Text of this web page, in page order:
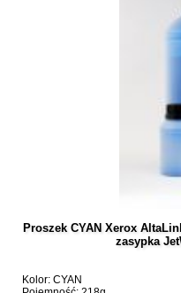
Proszek CYAN Xerox
zasypka
Kolor: CYAN